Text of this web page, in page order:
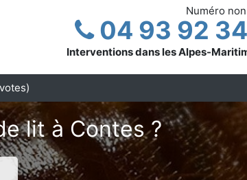
Numéro
04 93 92
Interventions dans les Alpes-
votes)
lit à Contes ?